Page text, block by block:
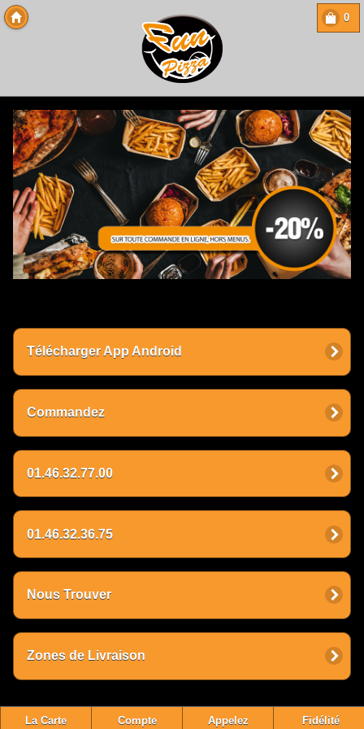
0
Télécharger App Android
Commandez
01.46.32.77.00
01.46.32.36.75
Nous Trouver
Zones de Livraison
La Carte Compte Appelez Fidélité
Copyright 2013 Des-Click Com